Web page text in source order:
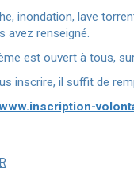
inondation, lave
avez renseigné.
est ouvert à tous,
inscrire, il suffit de